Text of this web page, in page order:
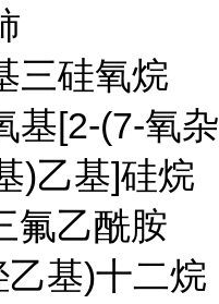
三硅氧烷
基[2-(7-氧杂
)乙基]硅烷
氟乙酰胺
基)十二烷